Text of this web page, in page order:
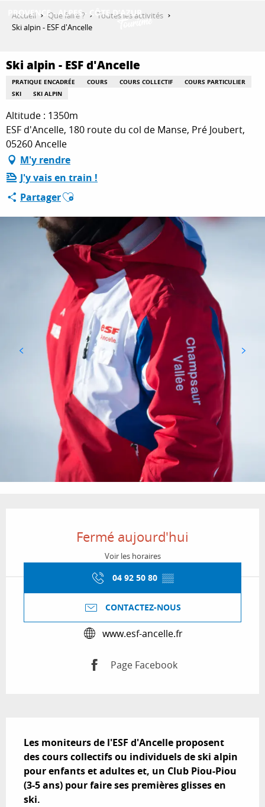
contenu
QUE FAIRE ?
SÉJOURNER
ESPACE PRO
Accueil Que faire ?
Toutes les activités
Ski alpin - ESF d'Ancelle
Ski alpin - ESF d'Ancelle
PRATIQUE ENCADRÉE COURS COURS COLLECTIF
COURS PARTICULIER
SKI
SKI ALPIN
Altitude : 1350m
ESF d'Ancelle, 180 route du col de Manse, Pré Joubert,
05260 Ancelle
M'y rendre
J'y vais en train !
PartagerAjouter aux favoris
Fermé aujourd'hui
Voir les horaires
04 92 50 80 ▒▒
CONTACTEZ-NOUS
www.esf-ancelle.fr
Page Facebook
Les moniteurs de l'ESF d'Ancelle proposent
des cours collectifs ou individuels de ski alpin
pour enfants et adultes et, un Club Piou-Piou
(3-5 ans) pour faire ses premières glisses en
ski.